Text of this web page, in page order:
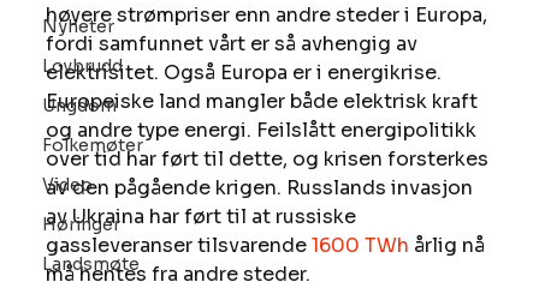
Nyheter
Lovbrudd
Ungdom
Folkemøter
Video
Høringer
Landsmøte
høyere strømpriser enn andre steder i Europa,
fordi samfunnet vårt er så avhengig av
elektrisitet. Også Europa er i energikrise.
Europeiske land mangler både elektrisk kraft
og andre type energi. Feilslått energipolitikk
over tid har ført til dette, og krisen forsterkes
av den pågående krigen. Russlands invasjon
av Ukraina har ført til at russiske
gassleveranser tilsvarende 1600 TWh årlig nå
må hentes fra andre steder.